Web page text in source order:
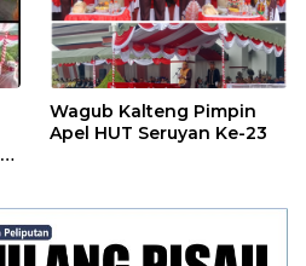
Wagub Kalteng Pimpin
Apel HUT Seruyan Ke-23